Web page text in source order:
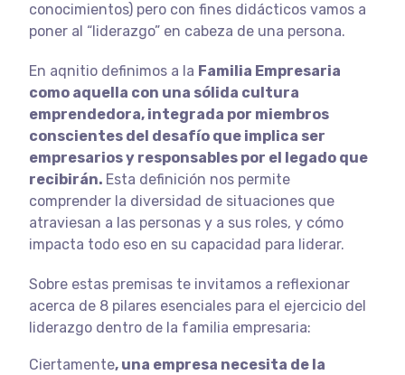
conocimientos) pero con fines didácticos vamos a
poner al “liderazgo” en cabeza de una persona.
En aqnitio definimos a la Familia Empresaria
como aquella con una sólida cultura
emprendedora, integrada por miembros
conscientes del desafío que implica ser
empresarios y responsables por el legado que
recibirán. Esta definición nos permite
comprender la diversidad de situaciones que
atraviesan a las personas y a sus roles, y cómo
impacta todo eso en su capacidad para liderar.
Sobre estas premisas te invitamos a reflexionar
acerca de 8 pilares esenciales para el ejercicio del
liderazgo dentro de la familia empresaria:
Ciertamente, una empresa necesita de la